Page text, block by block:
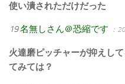
使い潰されただけだった
19名無しさん＠恐縮です ：
火達磨ピッチャーが抑えし
てみては？